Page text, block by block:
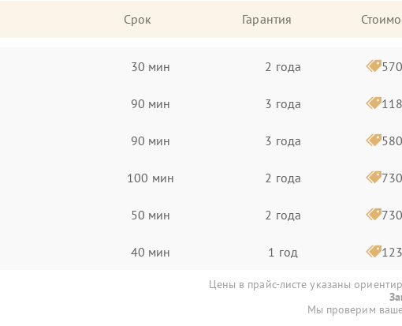
Срок Гарантия
30 мин 2 года
90 мин 3 года
90 мин 3 года
100 мин 2 года
50 мин 2 года
40 мин 1 год
Цены в прайс-листе указаны
Мы проверим